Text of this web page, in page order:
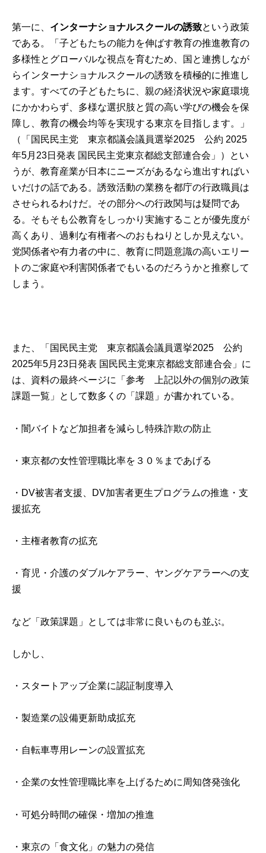
第一に、 インターナショナルスクールの誘致という政策
である。「子どもたちの能力を伸ばす教育の推進教育の
多様性とグローバルな視点を育むため、国と連携しなが
らインターナショナルスクールの誘致を積極的に推進し
ます。すべての子どもたちに、親の経済状況や家庭環境
にかかわらず、多様な選択肢と質の高い学びの機会を保
障し、教育の機会均等を実現する東京を目指します。」
（
「国民民主党 東京都議会議員選挙2025 公約 2025
年5月23日発表 国民民主党東京都総支部連合会」
）とい
うが、教育産業が日本にニーズがあるなら進出すればい
いだけの話である。誘致活動の業務を都庁の行政職員は
させられるわけだ。その部分への行政関与は疑問であ
る。そもそも公教育をしっかり実施することが優先度が
高くあり、過剰な有権者へのおもねりとしか見えない。
党関係者や有力者の中に、教育に問題意識の高いエリー
トのご家庭や利害関係者でもいるのだろうかと推察して
しまう。
また、
「国民民主党 東京都議会議員選挙2025 公約
2025年5月23日発表 国民民主党東京都総支部連合会」 に
は、資料の最終ページに「参考 上記以外の個別の政策
課題一覧」として数多くの「課題」が書かれている。
・闇バイトなど加担者を減らし特殊詐欺の防止
・東京都の女性管理職比率を３０％まであげる
・DV被害者支援、DV加害者更生プログラムの推進・支
援拡充
・主権者教育の拡充
・育児・介護のダブルケアラー、ヤングケアラーへの支
援
など「政策課題」としては非常に良いものも並ぶ。
しかし、
・スタートアップ企業に認証制度導入
・製造業の設備更新助成拡充
・自転車専用レーンの設置拡充
・企業の女性管理職比率を上げるために周知啓発強化
・可処分時間の確保・増加の推進
・東京の「食文化」の魅力の発信